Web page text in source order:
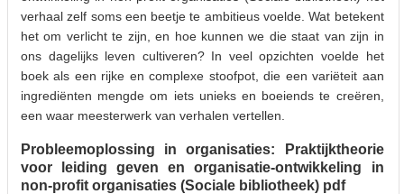
verhaal zelf soms een beetje te ambitieus voelde. Wat betekent
het om verlicht te zijn, en hoe kunnen we die staat van zijn in
ons dagelijks leven cultiveren? In veel opzichten voelde het
boek als een rijke en complexe stoofpot, die een variëteit aan
ingrediënten mengde om iets unieks en boeiends te creëren,
een waar meesterwerk van verhalen vertellen.
Probleemoplossing in organisaties: Praktijktheorie
voor leiding geven en organisatie-ontwikkeling in
non-profit organisaties (Sociale bibliotheek) pdf